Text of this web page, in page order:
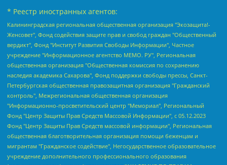
* Реестр иностранных агентов:
Калининградская региональная общественная организация "Экозащита!-Женсовет", Фонд содействия защите прав и свобод граждан "Общественный вердикт", Фонд "Институт Развития Свободы Информации", Частное учреждение "Информационное агентство МЕМО. РУ", Региональная общественная организация "Общественная комиссия по сохранению наследия академика Сахарова", Фонд поддержки свободы прессы, Санкт-Петербургская общественная правозащитная организация "Гражданский контроль", Межрегиональная общественная организация "Информационно-просветительский центр "Мемориал", Региональный Фонд "Центр Защиты Прав Средств Массовой Информации", с 05.12.2023 Фонд "Центр Защиты Прав Средств массовой информации", Региональная общественная благотворительная организация помощи беженцам и мигрантам "Гражданское содействие", Негосударственное образовательное учреждение дополнительного профессионального образования (повышение квалификации) специалистов "АКАДЕМИЯ ПО ПРАВАМ ЧЕЛОВЕКА", Свердловская региональная общественная организация "Сутяжник", Автономная некоммерческая организация "Центр независимых социологических исследований", Союз общественных объединений "Российский исследовательский центр по правам человека", Региональное общественное учреждение научно-информационный центр "МЕМОРИАЛ", Некоммерческая организация "Фонд защиты гласности", Автономная некоммерческая организация "Институт прав человека", Городская общественная организация "Екатеринбургское общество "МЕМОРИАЛ", Городская общественная организация "Рязанское историко-просветительское и правозащитное общество "Мемориал" (Рязанский Мемориал), Челябинский региональный орган общественной самодеятельности – женское общественное объединение "Женщины Евразии", Челябинский региональный орган общественной самодеятельности "Уральская правозащитная группа", Фонд содействия защите здоровья и социальной справедливости имени Андрея Рылькова, Автономная Некоммерческая Организация "Аналитический Центр Юрия Левады", Автономная некоммерческая организация социальной поддержки населения "Проект Апрель", Региональная общественная организация помощи женщинам и детям, находящимся в кризисной ситуации "Информационно-методический центр "Анна", Фонд содействия развитию массовых коммуникаций и правовому просвещению "Так-так-Так", Фонд содействия устойчивому развитию "Серебряная тайга", Свердловский региональный общественный фонд социальных проектов "Новое время", "Idel.Реалии", Кавказ.Реалии, Крым.Реалии, Телеканал Настоящее Время, Татаро-башкирская служба Радио Свобода (Azatliq Radiosi), Радио Свободная Европа/Радио Свобода (PCE/PC), "Сибирь.Реалии", "Фактограф", Благотворительный фонд помощи осужденным и их семьям, Автономная некоммерческая организация "Институт глобализации и социальных движений", Фонд "В защиту прав заключенных", Частное учреждение "Центр поддержки и содействия развитию средств массовой информации", Пензенский региональный общественный благотворительный фонд "Гражданский союз", "Север.Реалии", Некоммерческая организация Фонд "Правовая инициатива", Общество с ограниченной ответственностью "Радио Свободная Европа/Радио Свобода", Чешское информационное агентство "MEDIUM-ORIENT", Красноярская региональная общественная организация "Мы против СПИДа", Камалягин Денис Николаевич, Маркелов Сергей Евгеньевич, Пономарев Лев Александрович, Савицкая Людмила Алексеевна, Автономная некоммерческая организация "Центр по работе с проблемой насилия "НАСИЛИЮ.НЕТ", Межрегиональный профессиональный союз работников здравоохранения "Альянс врачей", Юридическое лицо, зарегистрированное в Латвийской Республике, SIA "Medusa Project" (регистрационный номер 40103797863, дата регистрации 10.06.2014), Некоммерческая организация "Фонд по борьбе с коррупцией", Автономная некоммерческая организация "Институт права и публичной политики", Баданин Роман Сергеевич, Гликин Максим Александрович, Железнова Мария Михайловна, Лукьянова Юлия Сергеевна, Маетная Елизавета Витальевна, Маняхин Петр Борисович, Чуракова Ольга Владимировна, Ярош Юлия Петровна, Юридическое лицо "The Insider SIA", зарегистрированное в Риге, Латвийская Республика (дата регистрации 26.06.2015), являющееся администратором доменного имени интернет-издания "The Insider SIA", https://theins.ru, Постернак Алексей Евгеньевич, Рубин Михаил Аркадьевич, Анин Роман Александрович, Юридическое лицо Istories fonds, зарегистрированное в Латвийской Республике (регистрационный номер 50008295751, дата регистрации 24.02.2020), Великовский Дмитрий Александрович, Долинина Ирина Николаевна, Мароховская Алеся Алексеевна, Шлейнов Роман Юрьевич, Шмагун Олеся Валентиновна, Общество с ограниченной ответственностью "Альтаир 2021", Общество с ограниченной ответственностью "Вега 2021", Общество с ограниченной ответственностью "Главный редактор 2021", Общество с ограниченной ответственностью "Ромашки монолит", Важенков Артем Валерьевич, Ивановская областная общественная организация "Центр гендерных исследований", Гурман Юрий Альбертович, Медиапроект "ОВД-Инфо", Егоров Владимир Владимирович, Жилинский Владимир Александрович, Общество с ограниченной ответственностью "ЗП", Иванова София Юрьевна, Карезина Инна Павловна, Кильтау Екатерина Викторовна, Петров Алексей Викторович, Пискунов Сергей Евгеньевич, Смирнов Сергей Сергеевич, Тихонов Михаил Сергеевич, Общество с ограниченной ответственностью "ЖУРНАЛИСТ-ИНОСТРАННЫЙ АГЕНТ", Арапова Галина Юрьевна, Вольтская Татьяна Анатольевна, Американская компания "Mason G.E.S. Anonymous Foundation" (США), являющаяся владельцем интернет-издания https://mnews.world/, Компания "Stichting Bellingcat", зарегистрированная в Нидерландах (дата регистрации 11.07.2018), Захаров Андрей Вячеславович, Клепиковская Екатерина Дмитриевна, Общество с ограниченной ответственностью "МЕМО", Перл Роман Александрович, Симонов Евгений Алексеевич, Соловьева Елена Анатольевна, Сотников Даниил Владимирович, Сурначева Елизавета Дмитриевна, Автономная некоммерческая организация по защите прав человека и информированию населения "Якутия – Наше Мнение", Общество с ограниченной ответственностью "Москоу диджитал медиа", с 26.01.2023 Общество с ограниченной ответственностью "Чайка Белые сады", Ветошкина Валерия Валерьевна, Заговора Максим Александрович, Межрегиональное общественное движение "Российская ЛГБТ - сеть", Оленичев Максим Владимирович, Павлов Иван Юрьевич, Скворцова Елена Сергеевна, Общество с ограниченной ответственностью "Как бы инагент", Кочетков Игорь Викторович, Общество с ограниченной ответственностью "Честные выборы", Еланчик Олег Александрович, Общество с ограниченной ответственностью "Нобелевский призыв", Гималова Регина Эмилевна, Григорьев Андрей Валерьевич, Григорьева Алина Александровна, Ассоциация по содействию защите прав призывников, альтернативнослужащих и военнослужащих "Правозащитная группа "Гражданин.Армия.Право", Хисамова Регина Фаритовна, Автономная некоммерческая организация по реализации социально-правовых программ "Лилит", Дальневосточное общественное движение "Маяк", Санкт-Петербургская ЛГБТ-инициативная группа "Выход", Инициативная группа ЛГБТ+ "Реверс", Алексеев Андрей Викторович, Бекбулатова Таисия Львовна, Беляев Иван Михайлович, Владыкина Елена Сергеевна, Гельман Марат Александрович, Никульшина Вероника Юрьевна, Толоконникова Надежда Андреевна, Шендерович Виктор Анатольевич, Общество с ограниченной ответственностью "Данное сообщение", Общество с ограниченной ответственностью Издательский дом "Новая глава", Айнбиндер Александра Александровна, Московский комьюнити-центр для ЛГБТ+инициатив, Благотворительный фонд развития филантропии, Deutsche Welle (Германия, Kurt-Schumacher-Strasse 3, 53113 Bonn), Борзунова Мария Михайловна, Воробьев Виктор Викторович, Голубева Анна Львовна, Константинова Алла Михайловна, Малкова Ирина Владимировна, Мурадов Мурад Абдулгалимович, Осетинская Елизавета Николаевна, Понасенков Евгений Николаевич, Ганапольский Матвей Юрьевич, Киселев Евгений Алексеевич, Борухович Ирина Григорьевна, Дремин Иван Тимофеевич, Дубровский Дмитрий Викторович, Красноярская региональная общественная организация поддержки и развития альтернативных образовательных технологий и межкультурных коммуникаций "ИНТЕРРА", Маяковская Екатерина Алексеевна, Фейгин Марк Захарович, Филимонов Андрей Викторович, Дзугкоева Регина Николаевна, Доброхотов Роман Александрович, Дудь Юрий Александрович, Елкин Сергей Владимирович, Кругликов Кирилл Игоревич, Сабунаева Мария Леонидовна, Семенов Алексей Владимирович, Шаинян Карен Багратович, Шульман Екатерина Михайловна, Асафьев Артур Валерьевич, Вахштайн Виктор Семенович, Венедиктов Алексей Алексеевич, Лушникова Екатерина Евгеньевна, Волков Леонид Михайлович, Невзоров Александр Глебович, Пархоменко Сергей Борисович, Сироткин Ярослав Николаевич, Кара-Мурза Владимир Владимирович, Баранова Наталья Владимировна, Гозман Леонид Яковлевич, Кагарлицкий Борис Юльевич, Климарев Михаил Валерьевич, Милов Владимир Станиславович, Автономная некоммерческая организация Краснодарский центр современного искусства "Типография", Моргенштерн Алишер Тагирович, Соболь Любовь Эдуардовна, Общество с ограниченной ответственностью "ЛИЗА НОРМ", Каспаров Гарри Кимович, Ходорковский Михаил Борисович, Общество с ограниченной ответственностью "Апрельские тезисы", Данилович Ирина Брониславовна, Кашин Олег Владимирович, Петров Николай Владимирович, Пивоваров Алексей Владимирович, Соколов Михаил Владимирович, Цветкова Юлия Владимировна, Чичваркин Евгений Александрович, Комитет против пыток/Команда против пыток, Общество с ограниченной ответственностью "Первый научный", Общество с ограниченной ответственностью "Вертолет и ко", Белоцерковская Вероника Борисовна, Кац Максим Евгеньевич, Лазарева Татьяна Юрьевна, Шаведдинов Руслан Табризович, Яшин Илья Валерьевич, Общество с ограниченной ответственностью "Иноагент ААВ", Алешковский Дмитрий Петрович, Альбац Евгения Марковна, Быков Дмитрий Львович, Галямина Юлия Евгеньевна, Лойко Сергей Леонидович, Мартынов Кирилл Константинович, Медведев Сергей Александрович, Крашенинников Федор Геннадиевич, Гордеева Катерина Вл